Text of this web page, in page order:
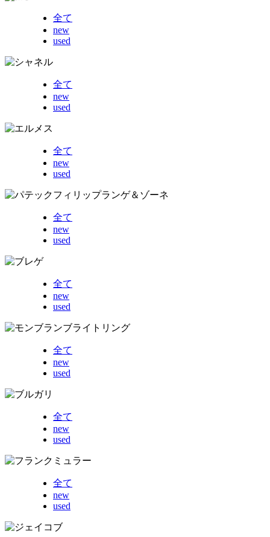
全て
new
used
全て
new
used
全て
new
used
全て
new
used
全て
new
used
全て
new
used
全て
new
used
全て
new
used